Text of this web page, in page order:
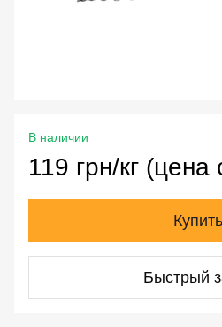
В наличии
119 грн/кг
Купить
Быстрый